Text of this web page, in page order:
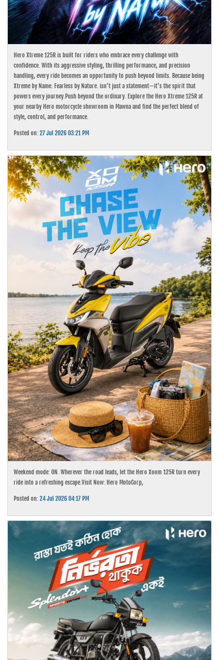
Hero Xtreme 125R is built for riders who embrace every challenge with
confidence. With its aggressive styling, thrilling performance, and precision
handling, every ride becomes an opportunity to push beyond limits. Because being
Xtreme by Name. Fearless by Nature. isn't just a statement—it's the spirit that
powers every journey.Push beyond the ordinary. Explore the Hero Xtreme 125R at
your nearby Hero motorcycle showroom in Mawna and find the perfect blend of
style, control, and performance.
Posted on:27 Jul 2026 03:21 PM
Weekend mode: ON. Wherever the road leads, let the Hero Xoom 125R turn every
ride into a refreshing escape.Visit Now: Hero MotoCorp,
Posted on:24 Jul 2026 04:17 PM